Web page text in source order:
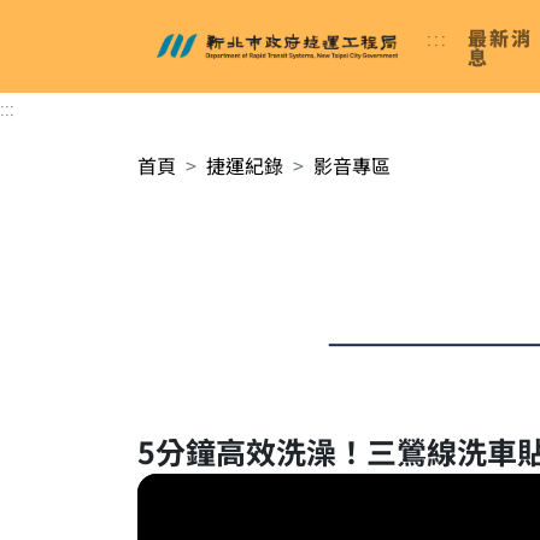
新北市政府捷運工程局
::: 最新消
息
:::
首頁
捷運紀錄 影音專區
5分鐘高效洗澡！三鶯線洗車